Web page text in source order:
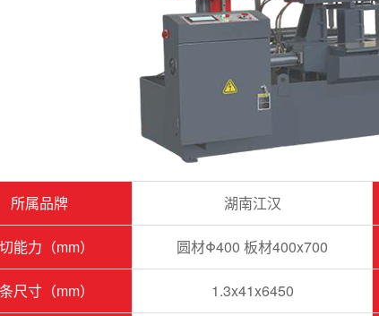
所属品牌 湖南江汉
能力（mm） 圆材Φ400 板材400x700
尺寸（mm） 1.3x41x6450